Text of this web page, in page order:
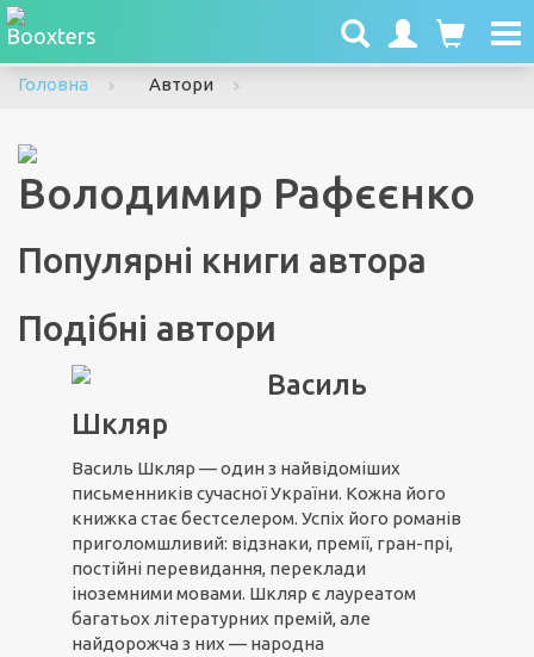
Головна
Автори
Володимир Рафєєнко
Популярні книги автора
Подібні автори
Василь
Шкляр
Василь Шкляр — один з найвідоміших
письменників сучасної України. Кожна його
книжка стає бестселером. Успіх його романів
приголомшливий: відзнаки, премії, гран-прі,
постійні перевидання, переклади
іноземними мовами. Шкляр є лауреатом
багатьох літературних премій, але
найдорожча з них — народна